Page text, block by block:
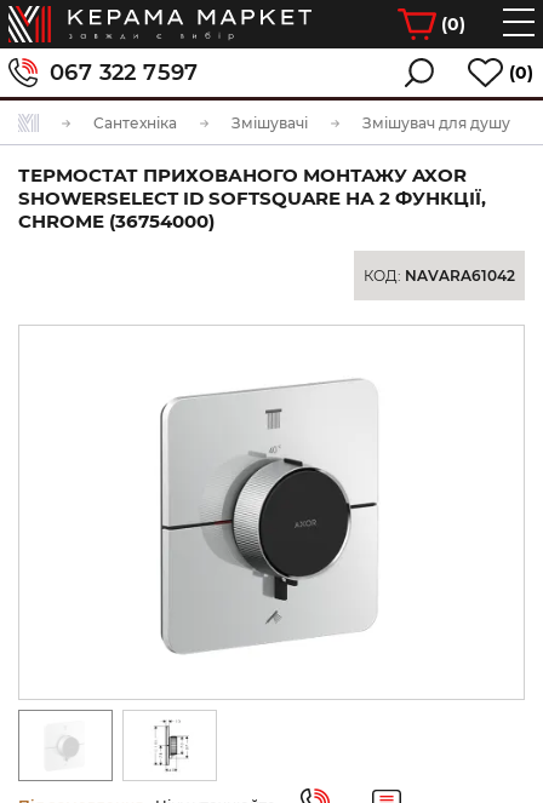
(0)
067 322 7597 (0)
Сантехніка Змішувачі Змішувач для душу
ТЕРМОСТАТ ПРИХОВАНОГО МОНТАЖУ AXOR
SHOWERSELECT ID SOFTSQUARE НА 2 ФУНКЦІЇ,
CHROME (36754000)
КОД: NAVARA61042